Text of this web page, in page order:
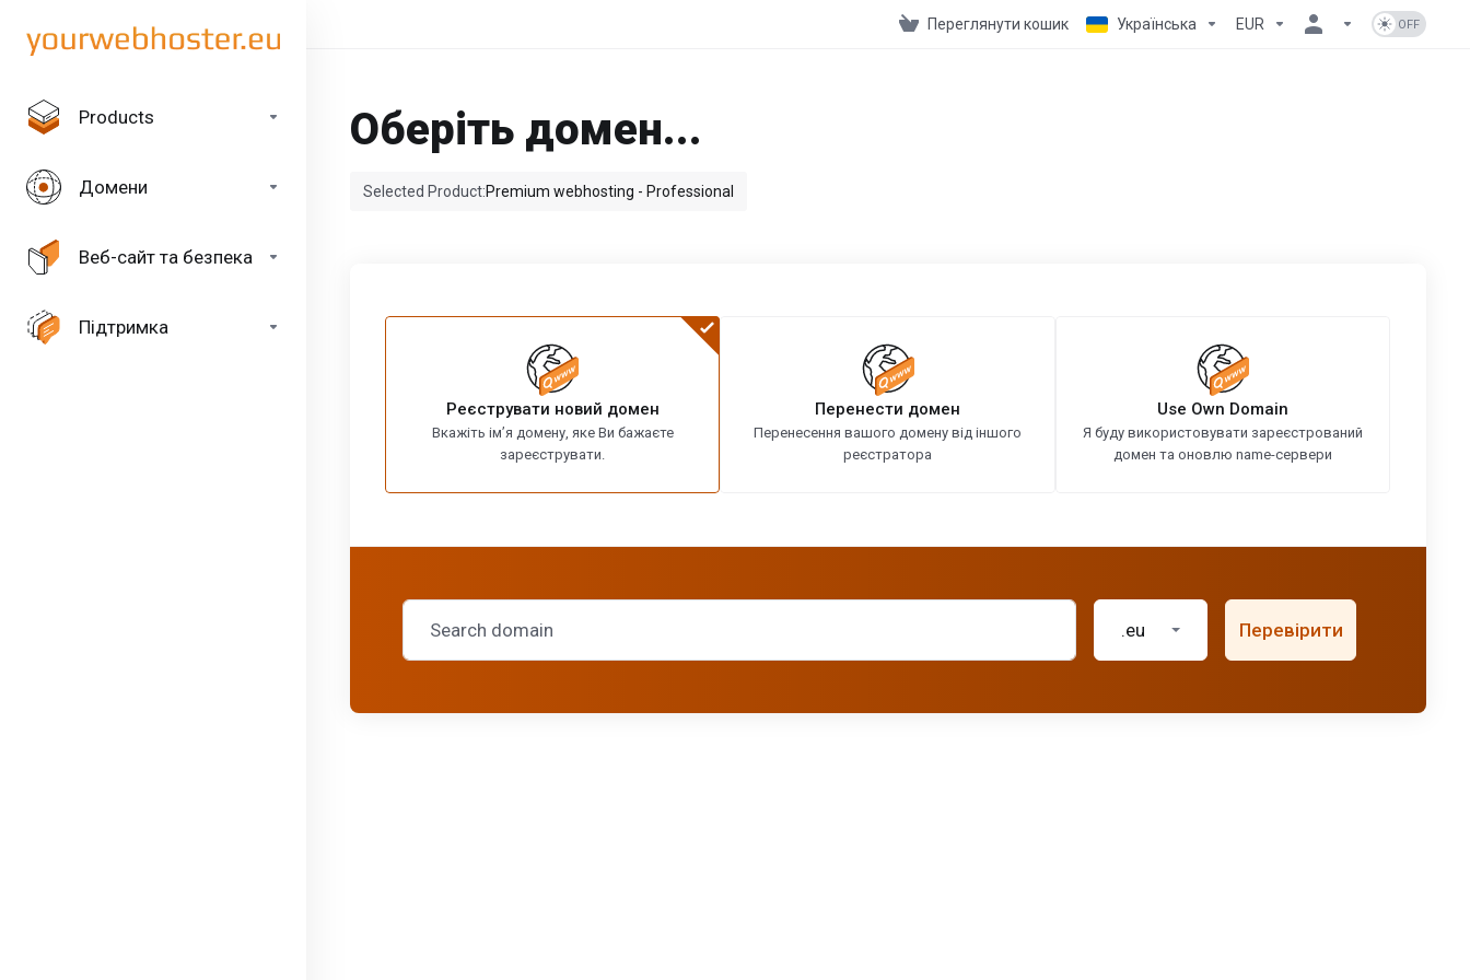
Products
Домени
Веб-сайт та безпека
Підтримка
Переглянути кошик Українська EUR
Оберіть домен...
Selected Product:Premium webhosting - Professional
Реєструвати новий домен
Вкажіть ім’я домену, яке Ви бажаєте
зареєструвати.
Перенести домен
Перенесення вашого домену від іншого
реєстратора
Use Own Domain
Я буду використовувати зареєстрований
домен та оновлю name-сервери
.eu Перевірити